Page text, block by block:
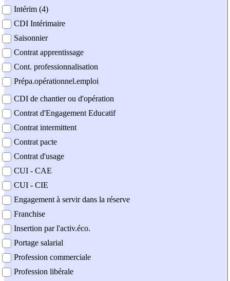
Intérim (4)
CDI Intérimaire
Saisonnier
Contrat apprentissage
Cont. professionnalisation
Prépa.opérationnel.emploi
CDI de chantier ou d'opération
Contrat d'Engagement Educatif
Contrat intermittent
Contrat pacte
Contrat d'usage
CUI - CAE
CUI - CIE
Engagement à servir dans la réserve
Franchise
Insertion par l'activ.éco.
Portage salarial
Profession commerciale
Profession libérale